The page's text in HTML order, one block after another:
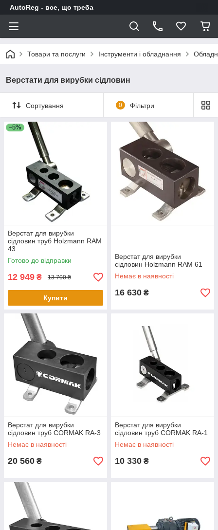
AutoReg - все, що треба
Товари та послуги Інструменти і обладнання
Верстати для вирубки сідловин
Сортування 0 Фільтри
–5%
Верстат для вирубки
сідловин труб Holzmann RAM
43
Готово до відправки
12 949 ₴ 13 700 ₴
Купити
Верстат для вирубки
сідловин Holzmann RAM 61
Немає в наявності
16 630 ₴
Верстат для вирубки
сідловин труб CORMAK RA-3
Немає в наявності
20 560 ₴
Верстат для вирубки
сідловин труб CORMAK RA-1
Немає в наявності
10 330 ₴